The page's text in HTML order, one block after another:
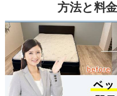
方法と料